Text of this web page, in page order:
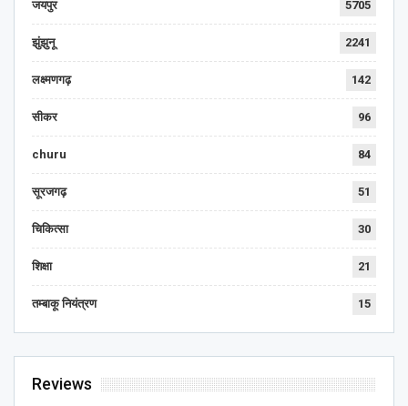
जयपुर 5705
झुंझुनू 2241
लक्ष्मणगढ़ 142
सीकर 96
churu 84
सूरजगढ़ 51
चिकित्सा 30
शिक्षा 21
तम्बाकू नियंत्रण 15
Reviews